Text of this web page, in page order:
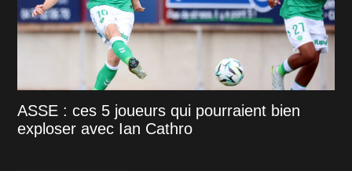
ASSE : ces 5 joueurs qui pourraient bien
exploser avec Ian Cathro